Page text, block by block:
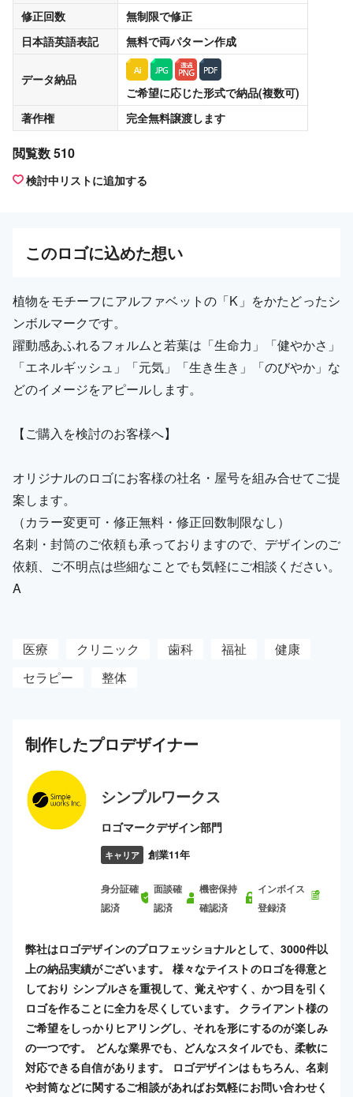
修正回数
無制限で修正
日本語英語表記
無料で両パターン作成
データ納品
ご希望に応じた形式で納品(複数可)
著作権
完全無料譲渡します
閲覧数 510
検討中リストに追加する
このロゴに込めた想い
植物をモチーフにアルファベットの「K」をかたどったシ
ンボルマークです。
躍動感あふれるフォルムと若葉は「生命力」「健やかさ」
「エネルギッシュ」「元気」「生き生き」「のびやか」な
どのイメージをアピールします。
【ご購入を検討のお客様へ】
オリジナルのロゴにお客様の社名・屋号を組み合せてご提
案します。
（カラー変更可・修正無料・修正回数制限なし）
名刺・封筒のご依頼も承っておりますので、デザインのご
依頼、ご不明点は些細なことでも気軽にご相談ください。
A
医療 クリニック 歯科 福祉
健康
セラピー
整体
制作したプロデザイナー
シンプルワークス
ロゴマークデザイン部門
キャリア 創業11年
身分証確
認済
面談確
認済
機密保持
確認済
インボイス
登録済
弊社はロゴデザインのプロフェッショナルとして、3000件以
上の納品実績がございます。 様々なテイストのロゴを得意と
しており シンプルさを重視して、覚えやすく、かつ目を引く
ロゴを作ることに全力を尽くしています。 クライアント様の
ご希望をしっかりヒアリングし、それを形にするのが楽しみ
の一つです。 どんな業界でも、どんなスタイルでも、柔軟に
対応できる自信があります。 ロゴデザインはもちろん、名刺
や封筒などに関するご相談があればお気軽にお問い合わせく